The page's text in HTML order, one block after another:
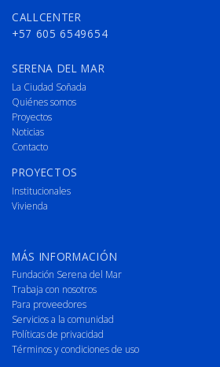
CALLCENTER
+57 605 6549654
SERENA DEL MAR
La Ciudad Soñada
Quiénes somos
Proyectos
Noticias
Contacto
PROYECTOS
Institucionales
Vivienda
MÁS INFORMACIÓN
Fundación Serena del Mar
Trabaja con nosotros
Para proveedores
Servicios a la comunidad
Políticas de privacidad
Términos y condiciones de uso